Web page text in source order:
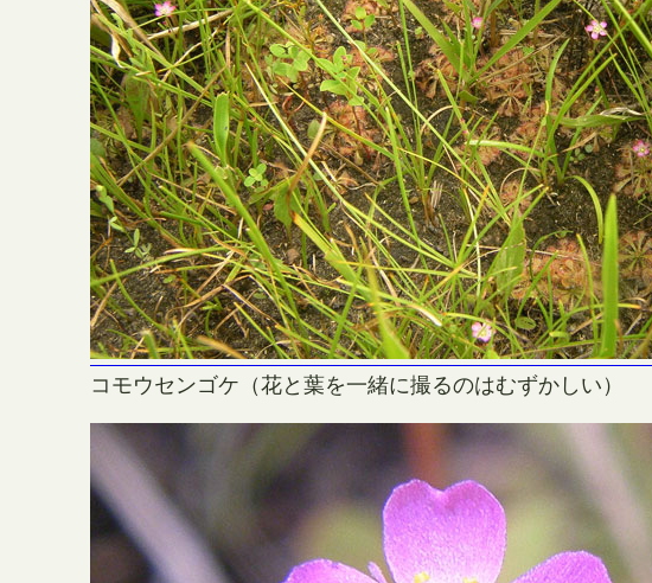
コモウセンゴケ（花と葉を一緒に撮るのはむずかしい）